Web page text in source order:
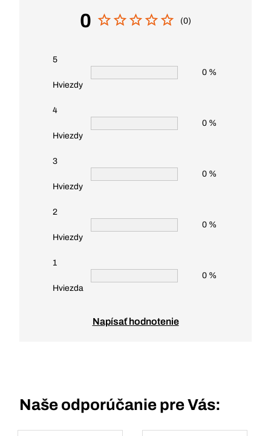
0 (0)
5
Hviezdy
0 %
4
Hviezdy
0 %
3
Hviezdy
0 %
2
Hviezdy
0 %
1
Hviezda
0 %
Napísať hodnotenie
Naše odporúčanie pre Vás: